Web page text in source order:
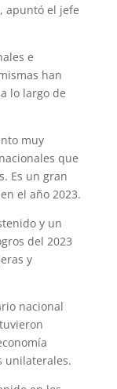
apuntó el jefe
e
han
lo largo de
muy
que
Es un gran
el año 2023.
y un
del 2023
y
nacional
unilaterales.